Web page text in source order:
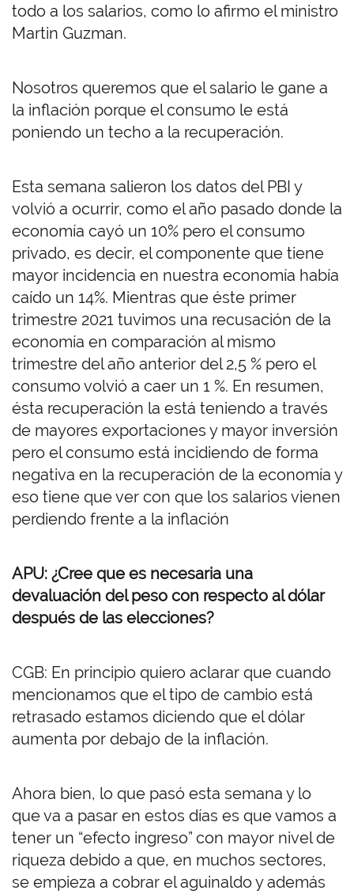
todo a los salarios, como lo afirmo el ministro
Martin Guzman.
Nosotros queremos que el salario le gane a
la inflación porque el consumo le está
poniendo un techo a la recuperación.
Esta semana salieron los datos del PBI y
volvió a ocurrir, como el año pasado donde la
economía cayó un 10% pero el consumo
privado, es decir, el componente que tiene
mayor incidencia en nuestra economía había
caído un 14%. Mientras que éste primer
trimestre 2021 tuvimos una recusación de la
economía en comparación al mismo
trimestre del año anterior del 2,5 % pero el
consumo volvió a caer un 1 %. En resumen,
ésta recuperación la está teniendo a través
de mayores exportaciones y mayor inversión
pero el consumo está incidiendo de forma
negativa en la recuperación de la economía y
eso tiene que ver con que los salarios vienen
perdiendo frente a la inflación
APU: ¿Cree que es necesaria una
devaluación del peso con respecto al dólar
después de las elecciones?
CGB: En principio quiero aclarar que cuando
mencionamos que el tipo de cambio está
retrasado estamos diciendo que el dólar
aumenta por debajo de la inflación.
Ahora bien, lo que pasó esta semana y lo
que va a pasar en estos días es que vamos a
tener un “efecto ingreso” con mayor nivel de
riqueza debido a que, en muchos sectores,
se empieza a cobrar el aguinaldo y además